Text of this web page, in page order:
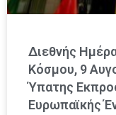
Διεθνής
Κόσμου, 9
Ύπατης
Ευρωπαϊκής